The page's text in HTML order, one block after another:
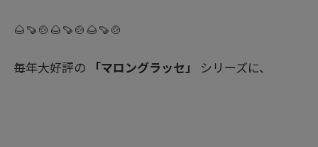
🌰🍠🍲🌰🍠🍲🌰🍠🍲
毎年大好評の 「マロングラッセ」 シリーズに、